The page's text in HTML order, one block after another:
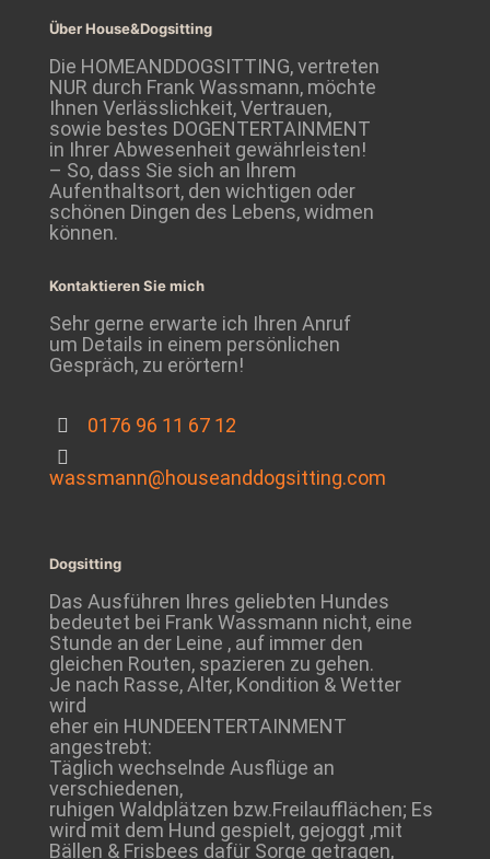
Über House&Dogsitting
Die HOMEANDDOGSITTING, vertreten
NUR durch Frank Wassmann, möchte
Ihnen Verlässlichkeit, Vertrauen,
sowie bestes DOGENTERTAINMENT
in Ihrer Abwesenheit gewährleisten!
– So, dass Sie sich an Ihrem
Aufenthaltsort, den wichtigen oder
schönen Dingen des Lebens, widmen
können.
Kontaktieren Sie mich
Sehr gerne erwarte ich Ihren Anruf
um Details in einem persönlichen
Gespräch, zu erörtern!
0176 96 11 67 12
wassmann@houseanddogsitting.com
Dogsitting
Das Ausführen Ihres geliebten Hundes
bedeutet bei Frank Wassmann nicht, eine
Stunde an der Leine , auf immer den
gleichen Routen, spazieren zu gehen.
Je nach Rasse, Alter, Kondition & Wetter
wird
eher ein HUNDEENTERTAINMENT
angestrebt:
Täglich wechselnde Ausflüge an
verschiedenen,
ruhigen Waldplätzen bzw.Freilaufflächen; Es
wird mit dem Hund gespielt, gejoggt ,mit
Bällen & Frisbees dafür Sorge getragen,